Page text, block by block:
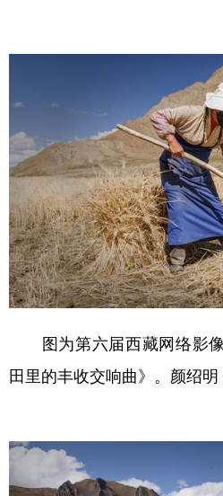
图为第六届西藏网络影像
田里的丰收交响曲》。颜绍